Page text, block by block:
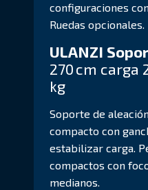
configuraciones
Ruedas opcionales.
ULANZI
270 cm carga
kg
Soporte de
compacto con
estabilizar carga.
compactos con
medianos.